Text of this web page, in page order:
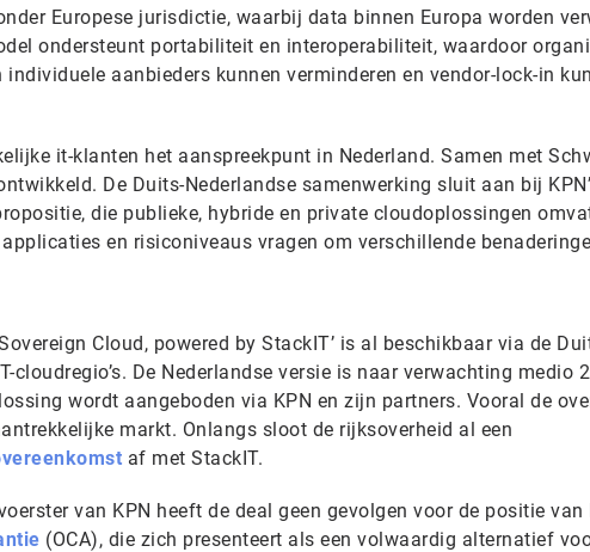
Europese jurisdictie, waarbij data binnen Europa worden
ondersteunt portabiliteit en interoperabiliteit, waardoor
aanbieders kunnen verminderen en vendor-lock-in
it-klanten het aanspreekpunt in Nederland. Samen met
De Duits-Nederlandse samenwerking sluit aan bij
die publieke, hybride en private cloudoplossingen
en risiconiveaus vragen om verschillende
Cloud, powered by StackIT’ is al beschikbaar via de
cloudregio’s. De Nederlandse versie is naar verwachting medio
wordt aangeboden via KPN en zijn partners. Vooral de
markt. Onlangs sloot de rijksoverheid al een
af met StackIT.
van KPN heeft de deal geen gevolgen voor de positie van
(OCA), die zich presenteert als een volwaardig alternatief